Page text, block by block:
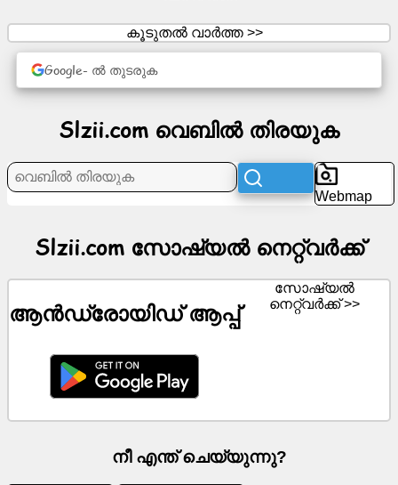
സോഷ്യൽ
സൗജന്യ
ഐക്കണുകൾ
ChatGPT
ബന്ധങ്ങൾ
ഗെയിമുകൾ
വെബിൽ
കൂടുതൽ വാർത്ത >>
Google- ൽ തുടരുക
Slzii.com വെബിൽ തിരയുക
Webmap
Slzii.com സോഷ്യൽ നെറ്റ്‌വർക്ക്
ആൻഡ്രോയിഡ് ആപ്പ്
സോഷ്യൽ
നെറ്റ്‌വർക്ക് >>
നീ എന്ത് ചെയ്യുന്നു?